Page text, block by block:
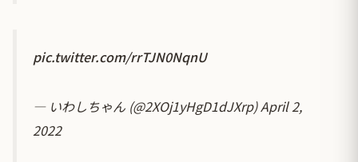
pic.twitter.com/rrTJN0NqnU
— いわしちゃん (@2XOj1yHgD1dJXrp)April 2,
2022